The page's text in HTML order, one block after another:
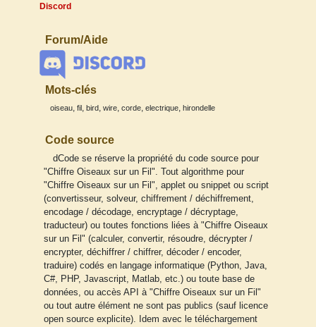
Discord
Forum/Aide
Mots-clés
oiseau fil bird wire corde electrique hirondelle
Code source
dCode se réserve la propriété du code source pour
"Chiffre Oiseaux sur un Fil". Tout algorithme pour
"Chiffre Oiseaux sur un Fil", applet ou snippet ou script
(convertisseur, solveur, chiffrement / déchiffrement,
encodage / décodage, encryptage / décryptage,
traducteur) ou toutes fonctions liées à "Chiffre Oiseaux
sur un Fil" (calculer, convertir, résoudre, décrypter /
encrypter, déchiffrer / chiffrer, décoder / encoder,
traduire) codés en langage informatique (Python, Java,
C#, PHP, Javascript, Matlab, etc.) ou toute base de
données, ou accès API à "Chiffre Oiseaux sur un Fil"
ou tout autre élément ne sont pas publics (sauf licence
open source explicite). Idem avec le téléchargement